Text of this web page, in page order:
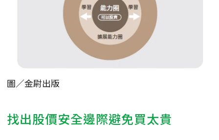
圖／金尉出版
找出股價安全邊際避免買太貴